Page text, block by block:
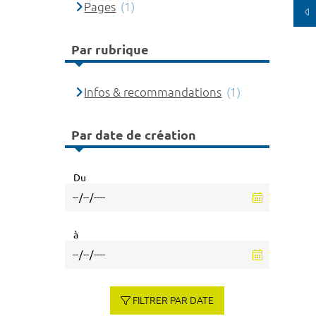
Pages (1)
Par rubrique
Infos & recommandations (1)
Par date de création
Du
à
FILTRER PAR DATE